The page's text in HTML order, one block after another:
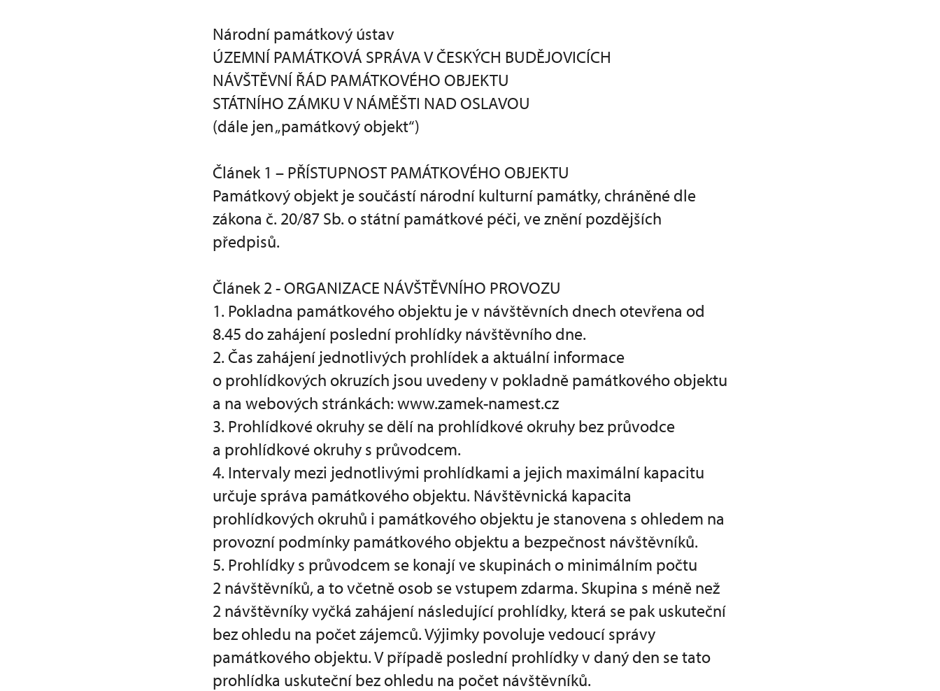
Národní památkový ústav
ÚZEMNÍ PAMÁTKOVÁ SPRÁVA V ČESKÝCH BUDĚJOVICÍCH
NÁVŠTĚVNÍ ŘÁD PAMÁTKOVÉHO OBJEKTU
STÁTNÍHO ZÁMKU V NÁMĚŠTI NAD OSLAVOU
(dále jen „památkový objekt“)
Článek 1 – PŘÍSTUPNOST PAMÁTKOVÉHO OBJEKTU
Památkový objekt je součástí národní kulturní památky, chráněné dle
zákona č. 20/87 Sb. o státní památkové péči, ve znění pozdějších
předpisů.
Článek 2 - ORGANIZACE NÁVŠTĚVNÍHO PROVOZU
1. Pokladna památkového objektu je v návštěvních dnech otevřena od
8.45 do zahájení poslední prohlídky návštěvního dne.
2. Čas zahájení jednotlivých prohlídek a aktuální informace
o prohlídkových okruzích jsou uvedeny v pokladně památkového objektu
a na webových stránkách: www.zamek-namest.cz
3. Prohlídkové okruhy se dělí na prohlídkové okruhy bez průvodce
a prohlídkové okruhy s průvodcem.
4. Intervaly mezi jednotlivými prohlídkami a jejich maximální kapacitu
určuje správa památkového objektu. Návštěvnická kapacita
prohlídkových okruhů i památkového objektu je stanovena s ohledem na
provozní podmínky památkového objektu a bezpečnost návštěvníků.
5. Prohlídky s průvodcem se konají ve skupinách o minimálním počtu
2 návštěvníků, a to včetně osob se vstupem zdarma. Skupina s méně než
2 návštěvníky vyčká zahájení následující prohlídky, která se pak uskuteční
bez ohledu na počet zájemců. Výjimky povoluje vedoucí správy
památkového objektu. V případě poslední prohlídky v daný den se tato
prohlídka uskuteční bez ohledu na počet návštěvníků.